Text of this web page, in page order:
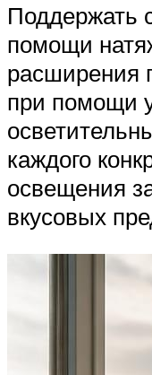
Поддержать
помощи
расширения
при помощи
каждого
освещения
вкусовых